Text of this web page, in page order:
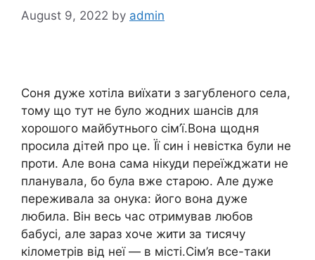
August 9, 2022 by admin
Соня дуже хотіла виїхати з загубленого села,
тому що тут не було жодних шансів для
хорошого майбутнього сім’ї.Вона щодня
просила дітей про це. Її син і невістка були не
проти. Але вона сама нікуди переїжджати не
планувала, бо була вже старою. Але дуже
переживала за онука: його вона дуже
любила. Він весь час отримував любов
бабусі, але зараз хоче жити за тисячу
кілометрів від неї — в місті.Сім’я все-таки